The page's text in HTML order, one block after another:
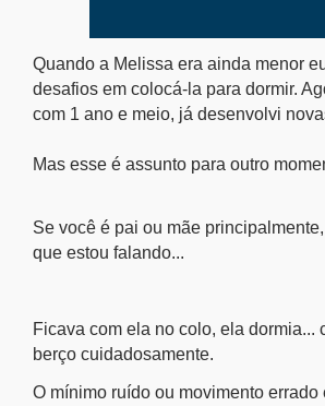
Quando a Melissa era ainda menor
desafios em colocá-la para dormir.
com 1 ano e meio, já desenvolvi
Mas esse é assunto para outro
Se você é pai ou mãe
que estou falando...
Ficava com ela no colo, ela dormia...
berço cuidadosamente.
O mínimo ruído ou movimento errado